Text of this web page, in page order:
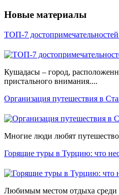
Новые материалы
ТОП-7
Кушадасы – город,
пристального внимания....
Организация путешествия в
Многие люди любят
Горящие туры в Турцию: что
Любимым местом отдыха среди